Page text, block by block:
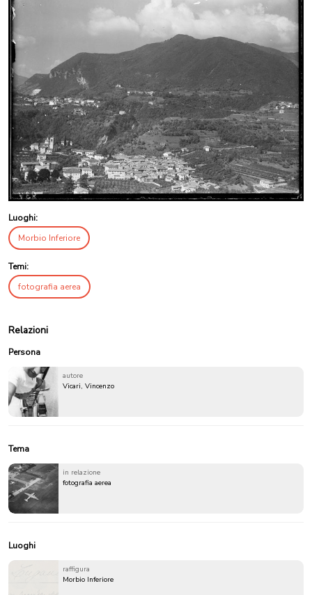
Luoghi:
Morbio Inferiore
Temi:
fotografia aerea
Relazioni
Persona
autore
Vicari, Vincenzo
Tema
in relazione
fotografia aerea
Luoghi
raffigura
Morbio Inferiore